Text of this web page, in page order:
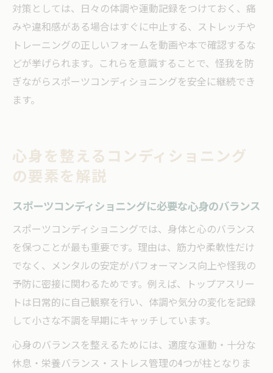
対策としては、日々の体調や運動記録をつけておく、痛
みや違和感がある場合はすぐに中止する、ストレッチや
トレーニングの正しいフォームを動画や本で確認するな
どが挙げられます。これらを意識することで、怪我を防
ぎながらスポーツコンディショニングを安全に継続でき
ます。
心身を整えるコンディショニング
の要素を解説
スポーツコンディショニングに必要な心身のバランス
スポーツコンディショニングでは、身体と心のバランス
を保つことが最も重要です。理由は、筋力や柔軟性だけ
でなく、メンタルの安定がパフォーマンス向上や怪我の
予防に密接に関わるためです。例えば、トップアスリー
トは日常的に自己観察を行い、体調や気分の変化を記録
して小さな不調を早期にキャッチしています。
心身のバランスを整えるためには、適度な運動・十分な
休息・栄養バランス・ストレス管理の4つが柱となりま